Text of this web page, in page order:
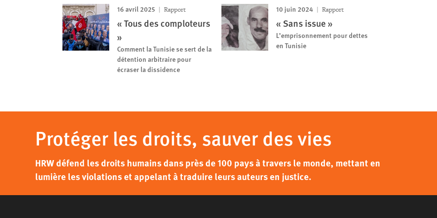
16 avril 2025 Rapport
« Tous des comploteurs
»
Comment la Tunisie se sert de la
détention arbitraire pour
écraser la dissidence
10 juin 2024 Rapport
« Sans issue »
L’emprisonnement pour dettes
en Tunisie
Protéger les droits, sauver des vies
HRW défend les droits humains dans près de 100 pays à travers le monde, mettant en
lumière les violations et appelant à traduire leurs auteurs en justice.